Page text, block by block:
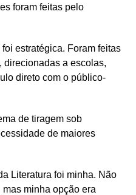
foram feitas pelo
estratégica. Foram feitas
direcionadas a escolas,
direto com o público-
de tiragem sob
de maiores
Literatura foi minha. Não
minha opção era